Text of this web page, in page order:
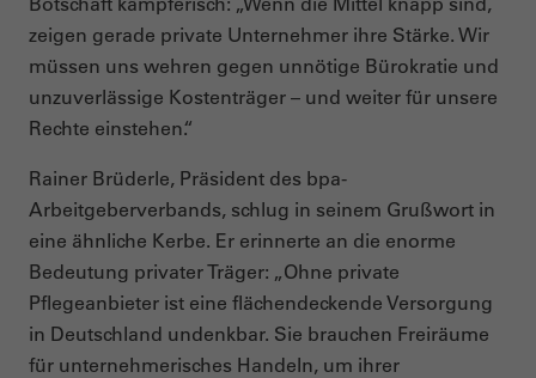
zeigen gerade private Unternehmer ihre Stärke. Wir
müssen uns wehren gegen unnötige Bürokratie und
unzuverlässige Kostenträger – und weiter für unsere
Rechte einstehen.“
Rainer Brüderle, Präsident des bpa-
Arbeitgeberverbands, schlug in seinem Grußwort in
eine ähnliche Kerbe. Er erinnerte an die enorme
Bedeutung privater Träger: „Ohne private
Pflegeanbieter ist eine flächendeckende Versorgung
in Deutschland undenkbar. Sie brauchen Freiräume
für unternehmerisches Handeln, um ihrer